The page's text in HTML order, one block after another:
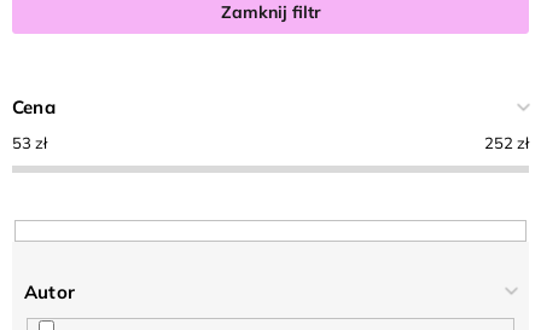
a
i
e
p
o
Zamknij filtr
Cena
53 zł 252zł
Autor